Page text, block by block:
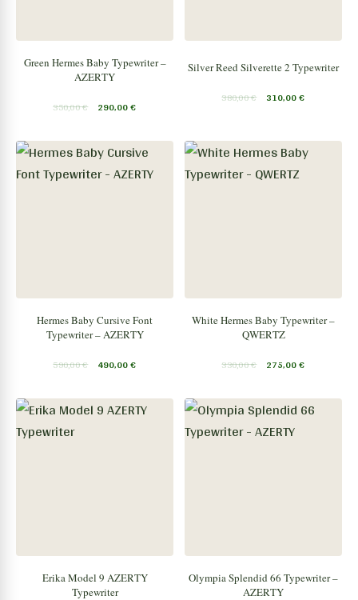
Green Hermes Baby Typewriter –
AZERTY
350,00€ 290,00€
Silver Reed Silverette 2 Typewriter
380,00€ 310,00€
Hermes Baby Cursive Font
Typewriter – AZERTY
590,00€ 490,00€
White Hermes Baby Typewriter –
QWERTZ
330,00€ 275,00€
Erika Model 9 AZERTY
Typewriter
Olympia Splendid 66 Typewriter –
AZERTY